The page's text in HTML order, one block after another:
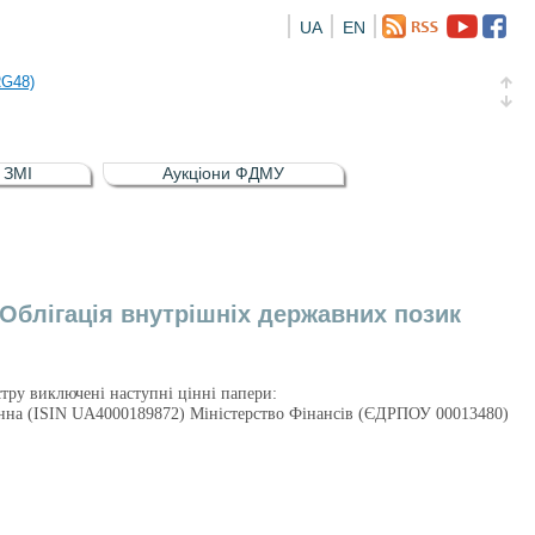
EN
UA
відсоткова електронна іменна (ISIN UA5000016726)
(ISIN UA4000232607)
відсоткова електронна іменна (ISIN UA5000016726)
ЗМІ Аукціони ФДМУ
внутрішніх державних позик
виключені наступні цінні папери:
(ISIN UA4000189872) Міністерство Фінансів (ЄДРПОУ 00013480)